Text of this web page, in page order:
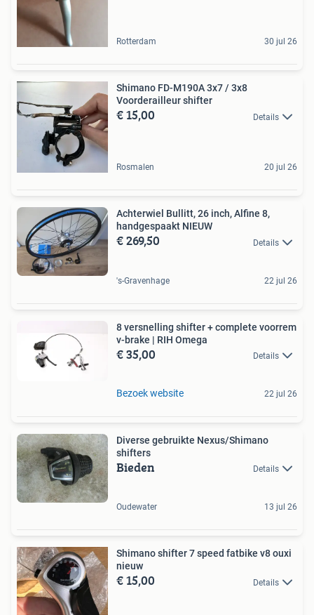
Rotterdam 30 jul 26
Shimano FD-M190A 3x7 / 3x8
Voorderailleur shifter
€ 15,00 Details
Rosmalen 20 jul 26
Achterwiel Bullitt, 26 inch, Alfine 8,
handgespaakt NIEUW
€ 269,50 Details
's-Gravenhage 22 jul 26
8 versnelling shifter + complete voorrem
v-brake | RIH Omega
€ 35,00 Details
Bezoek website 22 jul 26
Diverse gebruikte Nexus/Shimano
shifters
Bieden Details
Oudewater 13 jul 26
Shimano shifter 7 speed fatbike v8 ouxi
nieuw
€ 15,00 Details